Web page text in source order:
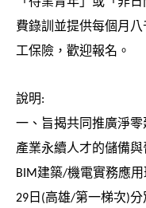
「待業青年」或「非日
費錄訓並提供每個月
工保險，歡迎報名。
說明:
一、旨揭共同推廣淨
產業永續人才的儲備
BIM建築/機電實務應用
29 日 (高雄/第一梯次)分